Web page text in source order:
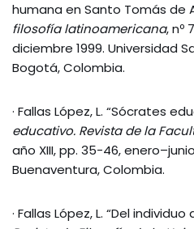
humana en Santo Tomás de
filosofía latinoamericana, nº
diciembre 1999. Universidad
Bogotá, Colombia.
· Fallas López, L. “Sócrates
educativo. Revista de la
año XIII, pp. 35-46,
Buenaventura, Colombia.
· Fallas López, L. “Del